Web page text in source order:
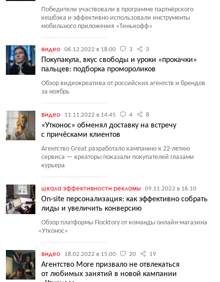
Победители участвовали в программе партнёрского
кешбэка и эффективно использовали инструменты
мобильного приложения «Тинькофф»
видео 06.12.2022 в 18:00 3 3
Покупакула, вкус свободы и уроки «прокачки»
пальцев: подборка промороликов
Обзор видеокреатива от российских агентств и брендов
за ноябрь
видео 11.11.2022 в 14:45 4 8
«Утконос» обменял доставку на встречу
с причёсками клиентов
Агентство Great разработало кампанию к 22-летию
сервиса — креаторы показали покупателей глазами
курьера
шкала эффективности рекламы 09.11.2022 в 16:10
On-site персонализация: как эффективно собрать
лиды и увеличить конверсию
Обзор платформы Floсktory от команды онлайн-магазина
«Утконос»
видео 18.02.2022 в 15:00 20 19
Агентство More призвало не отвлекаться
от любимых занятий в новой кампании